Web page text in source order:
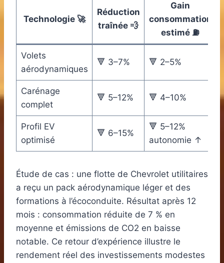
Technologie 🚀
Réduction
traînée 💨
Gain
consommation
estimé ⛽
Volets
aérodynamiques
🔻 3–7% 🔻 2–5%
Carénage
complet
🔻 5–12% 🔻 4–10%
Profil EV
optimisé
🔻 6–15%
🔻 5–12%
autonomie ↑
Étude de cas : une flotte de Chevrolet utilitaires
a reçu un pack aérodynamique léger et des
formations à l’écoconduite. Résultat après 12
mois : consommation réduite de 7 % en
moyenne et émissions de CO2 en baisse
notable. Ce retour d’expérience illustre le
rendement réel des investissements modestes